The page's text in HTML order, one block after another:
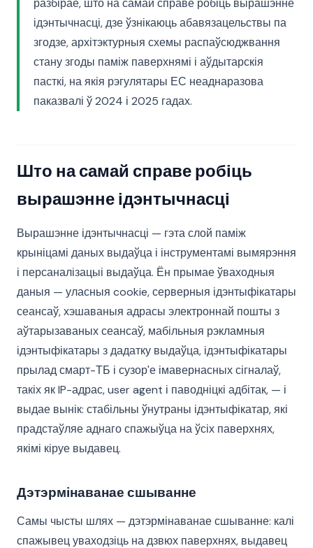
разбірае, што на самай справе робіць вырашэнне
ідэнтычнасці, дзе ўзнікаюць абавязацельствы па
згодзе, архітэктурныя схемы распаўсюджвання
стану згоды паміж паверхнямі і аўдытарскія
пасткі, на якія рэгулятары ЕС неаднаразова
паказвалі ў 2024 і 2025 гадах.
Што на самай справе робіць
вырашэнне ідэнтычнасці
Вырашэнне ідэнтычнасці — гэта слой паміж
крыніцамі даных выдаўца і інструментамі вымярэння
і персаналізацыі выдаўца. Ён прымае ўваходныя
даныя — уласныя cookie, серверныя ідэнтыфікатары
сеансаў, хэшаваныя адрасы электроннай пошты з
аўтарызаваных сеансаў, мабільныя рэкламныя
ідэнтыфікатары з дадатку выдаўца, ідэнтыфікатары
прылад смарт-ТБ і сузор'е імавернасных сігналаў,
такіх як IP-адрас, user agent і паводніцкі адбітак, — і
выдае вынік: стабільны ўнутраны ідэнтыфікатар, які
прадстаўляе аднаго спажыўца на ўсіх паверхнях,
якімі кіруе выдавец.
Дэтэрмінаванае сшыванне
Самы чысты шлях — дэтэрмінаванае сшыванне: калі
спажывец уваходзіць на дзвюх паверхнях, выдавец